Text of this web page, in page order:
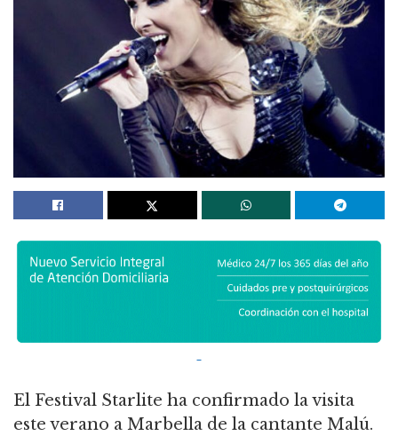
El Festival Starlite ha confirmado la visita
este verano a Marbella de la cantante Malú.